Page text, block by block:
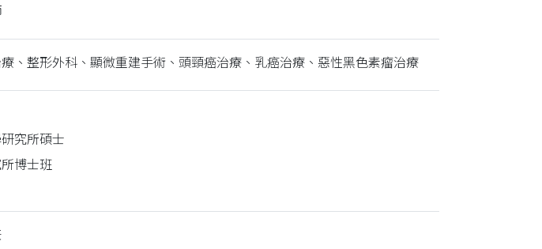
、整形外科、顯微重建手術、頭頸癌治療、乳癌治療、惡性黑色素瘤治療
究所碩士
博士班